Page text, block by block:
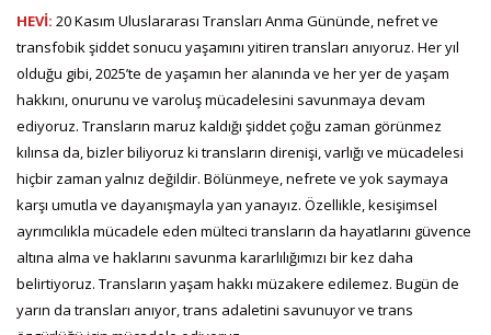
HEVİ: 20 Kasım Uluslararası Transları Anma Gününde, nefret ve
transfobik şiddet sonucu yaşamını yitiren transları anıyoruz. Her yıl
olduğu gibi, 2025’te de yaşamın her alanında ve her yer de yaşam
hakkını, onurunu ve varoluş mücadelesini savunmaya devam
ediyoruz. Transların maruz kaldığı şiddet çoğu zaman görünmez
kılınsa da, bizler biliyoruz ki transların direnişi, varlığı ve mücadelesi
hiçbir zaman yalnız değildir. Bölünmeye, nefrete ve yok saymaya
karşı umutla ve dayanışmayla yan yanayız. Özellikle, kesişimsel
ayrımcılıkla mücadele eden mülteci transların da hayatlarını güvence
altına alma ve haklarını savunma kararlılığımızı bir kez daha
belirtiyoruz. Transların yaşam hakkı müzakere edilemez. Bugün de
yarın da transları anıyor, trans adaletini savunuyor ve trans